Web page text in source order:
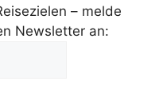
– melde
Newsletter an: